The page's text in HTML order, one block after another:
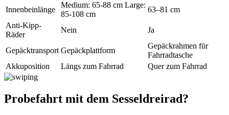
Innenbeinlänge
Medium: 65-88 cm Large:
85-108 cm
63–81 cm
Anti-Kipp-
Räder
Nein Ja
Gepäcktransport Gepäckplattform
Gepäckrahmen für
Fahrradtasche
Akkuposition
Längs zum Fahrrad Quer zum Fahrrad
Probefahrt mit dem Sesseldreirad?